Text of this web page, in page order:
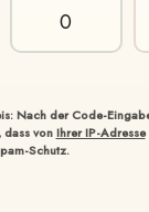
0
Nach der Code-
dass vonIhrer IP-Adresse
Schutz.